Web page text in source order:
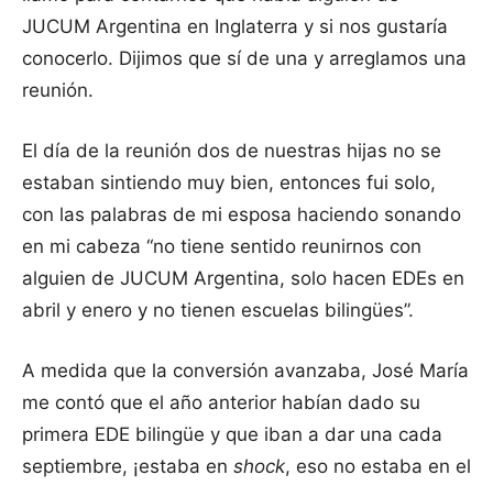
JUCUM Argentina en Inglaterra y si nos gustaría
conocerlo. Dijimos que sí de una y arreglamos una
reunión.
El día de la reunión dos de nuestras hijas no se
estaban sintiendo muy bien, entonces fui solo,
con las palabras de mi esposa haciendo sonando
en mi cabeza “no tiene sentido reunirnos con
alguien de JUCUM Argentina, solo hacen EDEs en
abril y enero y no tienen escuelas bilingües”.
A medida que la conversión avanzaba, José María
me contó que el año anterior habían dado su
primera EDE bilingüe y que iban a dar una cada
septiembre, ¡estaba en shock, eso no estaba en el